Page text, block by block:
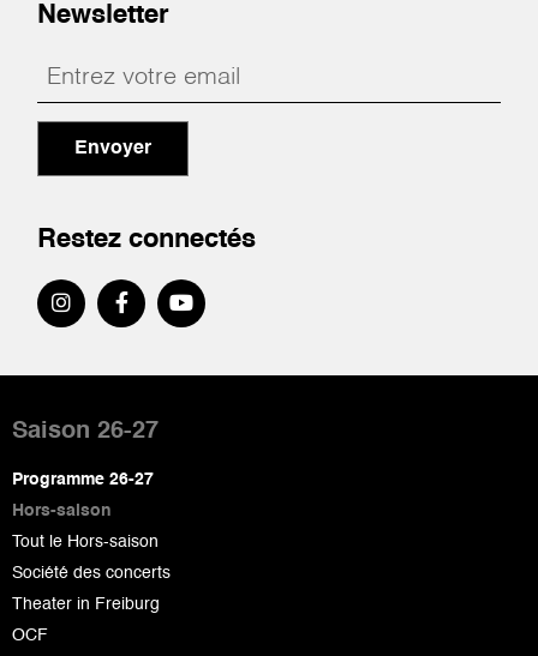
Newsletter
Envoyer
Restez connectés
de
page
Saison 26-27
Programme 26-27
Hors-saison
Tout le Hors-saison
Société des concerts
Theater in Freiburg
OCF